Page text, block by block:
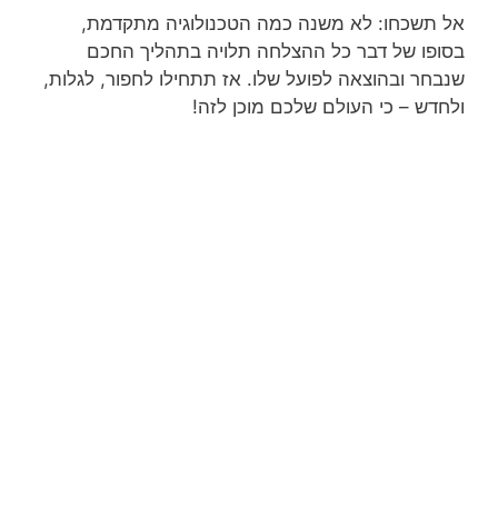
אל תשכחו: לא משנה כמה הטכנולוגיה מתקדמת,
בסופו של דבר כל ההצלחה תלויה בתהליך החכם
שנבחר ובהוצאה לפועל שלו. אז תתחילו לחפור, לגלות,
ולחדש – כי העולם שלכם מוכן לזה!